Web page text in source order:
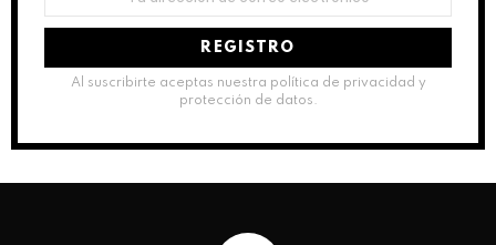
Al suscribirte aceptas nuestra política de privacidad y
protección de datos.